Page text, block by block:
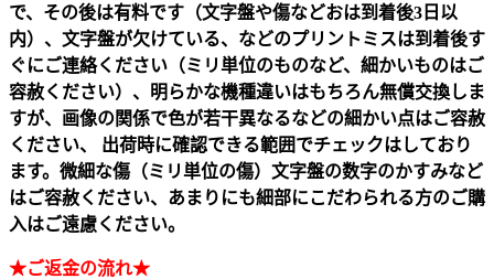
で、その後は有料です（文字盤や傷などおは到着後3日以
内）、文字盤が欠けている、などのプリントミスは到着後す
ぐにご連絡ください（ミリ単位のものなど、細かいものはご
容赦ください）、明らかな機種違いはもちろん無償交換しま
すが、画像の関係で色が若干異なるなどの細かい点はご容赦
ください、 出荷時に確認できる範囲でチェックはしており
ます。微細な傷（ミリ単位の傷）文字盤の数字のかすみなど
はご容赦ください、あまりにも細部にこだわられる方のご購
入はご遠慮ください。
★ご返金の流れ★